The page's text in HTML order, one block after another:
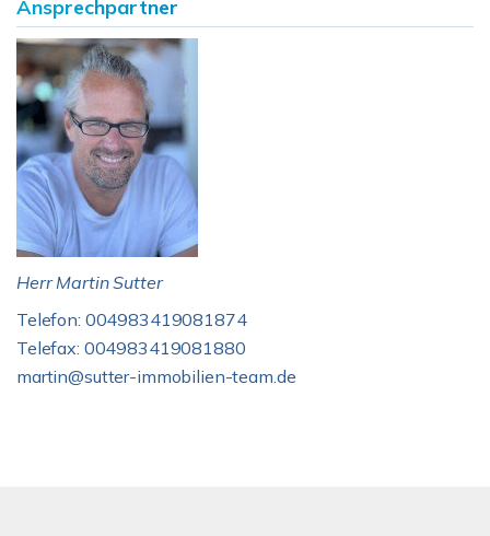
Ansprechpartner
Herr Martin Sutter
Telefon: 004983419081874
Telefax: 004983419081880
martin@sutter-immobilien-team.de